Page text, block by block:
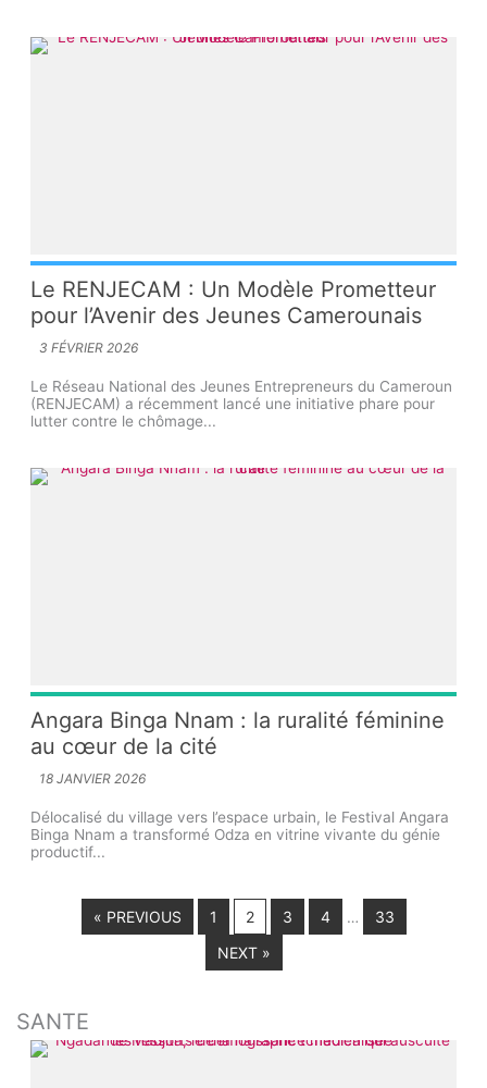
Le RENJECAM : Un Modèle Prometteur
pour l’Avenir des Jeunes Camerounais
3 FÉVRIER 2026
Le Réseau National des Jeunes Entrepreneurs du Cameroun
(RENJECAM) a récemment lancé une initiative phare pour
lutter contre le chômage...
Angara Binga Nnam : la ruralité féminine
au cœur de la cité
18 JANVIER 2026
Délocalisé du village vers l’espace urbain, le Festival Angara
Binga Nnam a transformé Odza en vitrine vivante du génie
productif...
« PREVIOUS 1 2 3 4 …
33
NEXT »
SANTE